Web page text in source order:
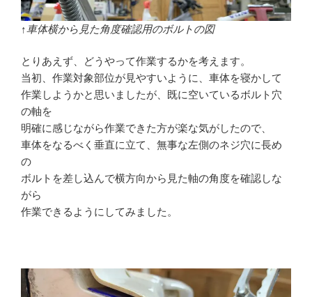
↑車体横から見た角度確認用のボルトの図
とりあえず、どうやって作業するかを考えます。
当初、作業対象部位が見やすいように、車体を寝かして
作業しようかと思いましたが、既に空いているボルト穴
の軸を
明確に感じながら作業できた方が楽な気がしたので、
車体をなるべく垂直に立て、無事な左側のネジ穴に長め
の
ボルトを差し込んで横方向から見た軸の角度を確認しな
がら
作業できるようにしてみました。